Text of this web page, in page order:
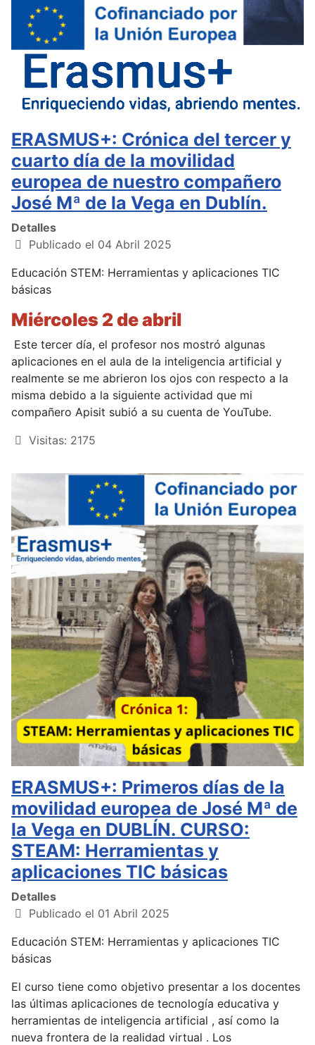
ERASMUS+: Crónica del tercer y
cuarto día de la movilidad
europea de nuestro compañero
José Mª de la Vega en Dublín.
Detalles
Publicado el 04 Abril 2025
Educación STEM: Herramientas y aplicaciones TIC
básicas
Miércoles 2 de abril
Este tercer día, el profesor nos mostró algunas
aplicaciones en el aula de la inteligencia artificial y
realmente se me abrieron los ojos con respecto a la
misma debido a la siguiente actividad que mi
compañero Apisit subió a su cuenta de YouTube.
Visitas: 2175
ERASMUS+: Primeros días de la
movilidad europea de José Mª de
la Vega en DUBLÍN. CURSO:
STEAM: Herramientas y
aplicaciones TIC básicas
Detalles
Publicado el 01 Abril 2025
Educación STEM: Herramientas y aplicaciones TIC
básicas
El curso tiene como objetivo presentar a los docentes
las últimas aplicaciones de tecnología educativa y
herramientas de inteligencia artificial , así como la
nueva frontera de la realidad virtual . Los